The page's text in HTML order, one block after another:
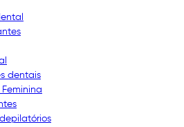
dentais